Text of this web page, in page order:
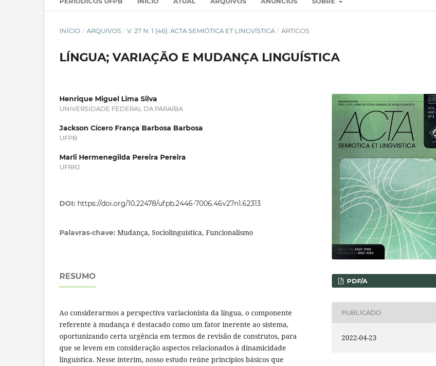
INÍCIO / ARQUIVOS / V. 27 N. 1 (46): ACTA SEMIÓTICA ET LINGVÍSTICA / ARTIGOS
LÍNGUA; VARIAÇÃO E MUDANÇA LINGUÍSTICA
Henrique Miguel Lima Silva
UNIVERSIDADE FEDERAL DA PARAÍBA
Jackson Cícero França Barbosa Barbosa
UFPB
Marli Hermenegilda Pereira Pereira
UFRRJ
DOI: https://doi.org/10.22478/ufpb.2446-7006.46v27n1.62313
Palavras-chave: Mudança, Sociolinguística, Funcionalismo
RESUMO
Ao considerarmos a perspectiva variacionista da língua, o componente
referente à mudança é destacado como um fator inerente ao sistema,
oportunizando certa urgência em termos de revisão de construtos, para
que se levem em consideração aspectos relacionados à dinamicidade
linguística. Nesse ínterim, nosso estudo reúne princípios básicos que
PDF/A
PUBLICADO
2022-04-23